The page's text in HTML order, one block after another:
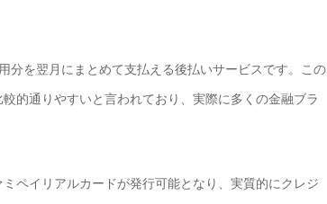
分を翌月にまとめて支払える後払いサービスです。この
的通りやすいと言われており、実際に多くの金融ブラ
ペイリアルカードが発行可能となり、実質的にクレジ